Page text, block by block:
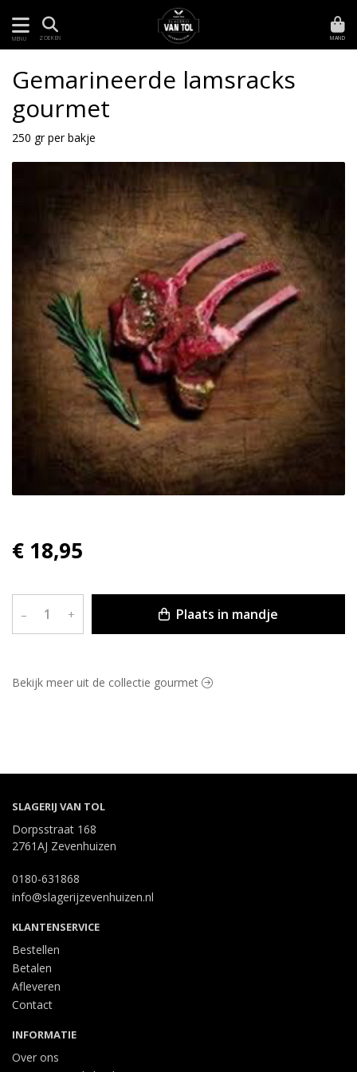
MENU ZOEKEN MAND
Gemarineerde lamsracks
gourmet
250 gr per bakje
€ 18,95
– + Plaats in mandje
Bekijk meer uit de collectie gourmet
SLAGERIJ VAN TOL
Dorpsstraat 168
2761AJ Zevenhuizen
0180-631868
info@slagerijzevenhuizen.nl
KLANTENSERVICE
Bestellen
Betalen
Afleveren
Contact
INFORMATIE
Over ons